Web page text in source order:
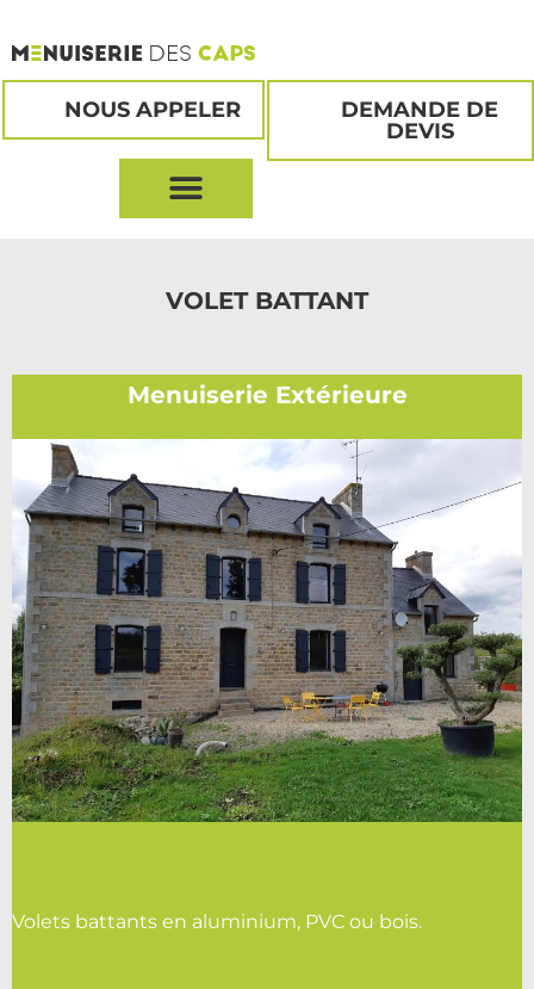
NOUS APPELER
DEMANDE DE
DEVIS
VOLET BATTANT
Menuiserie Extérieure
Volets battants en aluminium, PVC ou bois.